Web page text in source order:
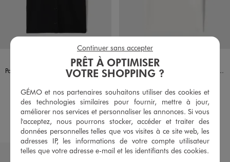
Disponible en 2 coloris
NOIR STANDARD
Polo en maille côtelée avec boutons fantaisie fille
5/5 de moyenne
(12 avis)
AJOUTER AU PANIER
Disponible en 2 coloris
Polo manches courtes avec inscription brodée poitrine fille
4.5/5 de moyenne
(19 avis)
AJOUTER AU PANIER
PRÊT À OPTIMISER
VOTRE SHOPPING ?
GÉMO et nos partenaires souhaitons utiliser des cookies et
des technologies similaires pour fournir, mettre à jour,
améliorer nos services et personnaliser les annonces. Si vous
l'acceptez, nous pourrons stocker, accéder et traiter des
données personnelles telles que vos visites à ce site web, les
adresses IP, les informations de votre compte utilisateur
telles que votre adresse e-mail et les identifiants des cookies.
Continuer sans accepter